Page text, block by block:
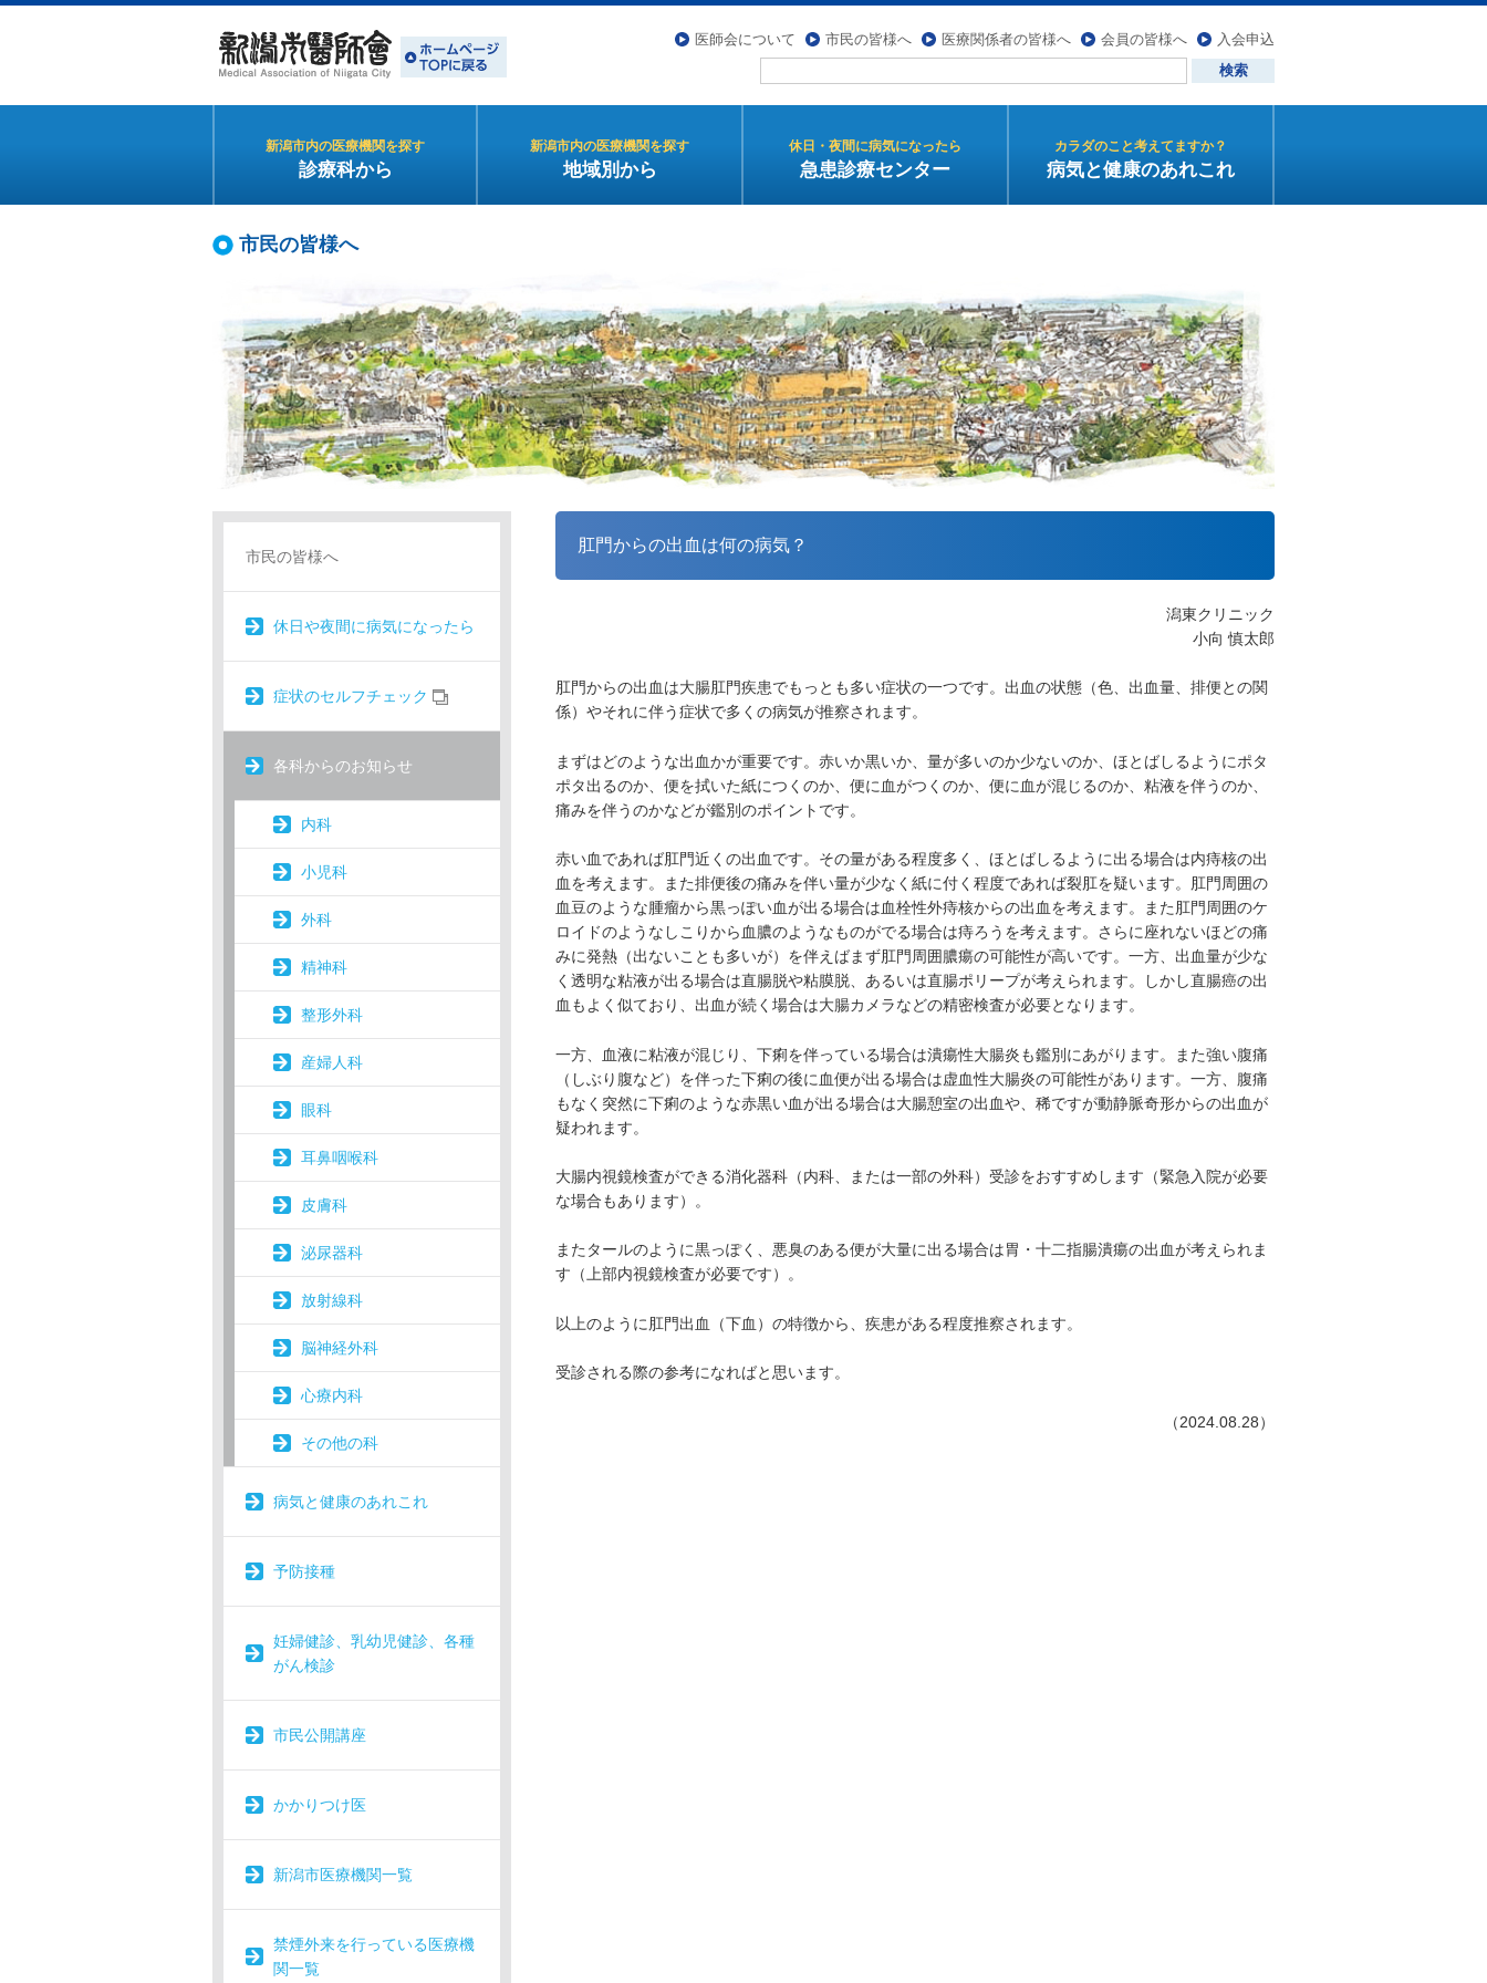
新潟市内の医療機関を探す
診療科から
新潟市内の医療機関を探す
地域別から
休日・夜間に病気になったら
急患診療センター
カラダのこと考えてますか？
病気と健康のあれこれ
医師会について 市民の皆様へ 医療関係者の皆様へ 会員の皆様へ 入会申込
市民の皆様へ
肛門からの出血は何の病気？
潟東クリニック
小向 慎太郎
肛門からの出血は大腸肛門疾患でもっとも多い症状の一つです。出血の状態（色、出血量、排便との関
係）やそれに伴う症状で多くの病気が推察されます。
まずはどのような出血かが重要です。赤いか黒いか、量が多いのか少ないのか、ほとばしるようにポタ
ポタ出るのか、便を拭いた紙につくのか、便に血がつくのか、便に血が混じるのか、粘液を伴うのか、
痛みを伴うのかなどが鑑別のポイントです。
赤い血であれば肛門近くの出血です。その量がある程度多く、ほとばしるように出る場合は内痔核の出
血を考えます。また排便後の痛みを伴い量が少なく紙に付く程度であれば裂肛を疑います。肛門周囲の
血豆のような腫瘤から黒っぽい血が出る場合は血栓性外痔核からの出血を考えます。また肛門周囲のケ
ロイドのようなしこりから血膿のようなものがでる場合は痔ろうを考えます。さらに座れないほどの痛
みに発熱（出ないことも多いが）を伴えばまず肛門周囲膿瘍の可能性が高いです。一方、出血量が少な
く透明な粘液が出る場合は直腸脱や粘膜脱、あるいは直腸ポリープが考えられます。しかし直腸癌の出
血もよく似ており、出血が続く場合は大腸カメラなどの精密検査が必要となります。
一方、血液に粘液が混じり、下痢を伴っている場合は潰瘍性大腸炎も鑑別にあがります。また強い腹痛
（しぶり腹など）を伴った下痢の後に血便が出る場合は虚血性大腸炎の可能性があります。一方、腹痛
もなく突然に下痢のような赤黒い血が出る場合は大腸憩室の出血や、稀ですが動静脈奇形からの出血が
疑われます。
大腸内視鏡検査ができる消化器科（内科、または一部の外科）受診をおすすめします（緊急入院が必要
な場合もあります）。
またタールのように黒っぽく、悪臭のある便が大量に出る場合は胃・十二指腸潰瘍の出血が考えられま
す（上部内視鏡検査が必要です）。
以上のように肛門出血（下血）の特徴から、疾患がある程度推察されます。
受診される際の参考になればと思います。
（2024.08.28）
市民の皆様へ
休日や夜間に病気になったら
症状のセルフチェック
各科からのお知らせ
内科
小児科
外科
精神科
整形外科
産婦人科
眼科
耳鼻咽喉科
皮膚科
泌尿器科
放射線科
脳神経外科
心療内科
その他の科
病気と健康のあれこれ
予防接種
妊婦健診、乳幼児健診、各種
がん検診
市民公開講座
かかりつけ医
新潟市医療機関一覧
禁煙外来を行っている医療機
関一覧